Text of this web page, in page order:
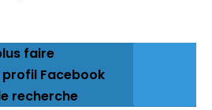
faire
Facebook
recherche